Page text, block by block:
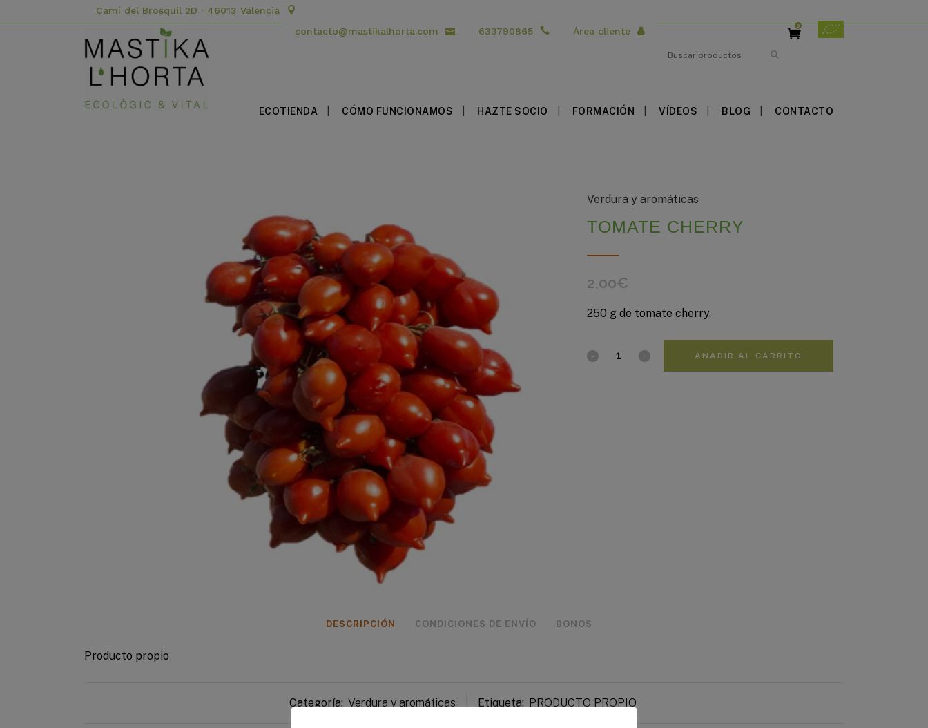
Camí del Brosquil 2D · 46013 Valencia
contacto@mastikalhorta.com
633790865 Área cliente 0
ECOTIENDA CÓMO FUNCIONAMOS HAZTE SOCIO FORMACIÓN VÍDEOS BLOG CONTACTO
Verdura y aromáticas
TOMATE CHERRY
2,00€
250 g de tomate cherry.
AÑADIR AL CARRITO
DESCRIPCIÓN CONDICIONES DE ENVÍO BONOS
Producto propio
Categoría: Verdura y aromáticas Etiqueta: PRODUCTO PROPIO